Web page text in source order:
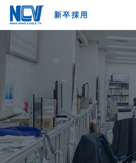
新卒採用